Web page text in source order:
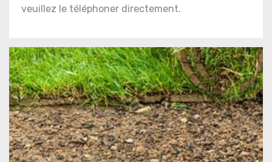
veuillez le téléphoner directement.